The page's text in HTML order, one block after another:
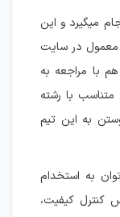
میگیرد و این
در سایت
با مراجعه به
با رشته
به این تیم
به استخدام
کنترل کیفیت،